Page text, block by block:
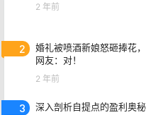
2 年前
2
婚礼被喷酒新娘怒砸捧花
网友：对！
2 年前
3 深入剖析自提点的盈利奥